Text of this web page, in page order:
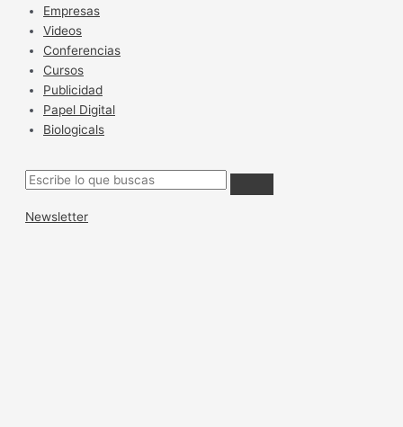
Empresas
Videos
Conferencias
Cursos
Publicidad
Papel Digital
Biologicals
Newsletter